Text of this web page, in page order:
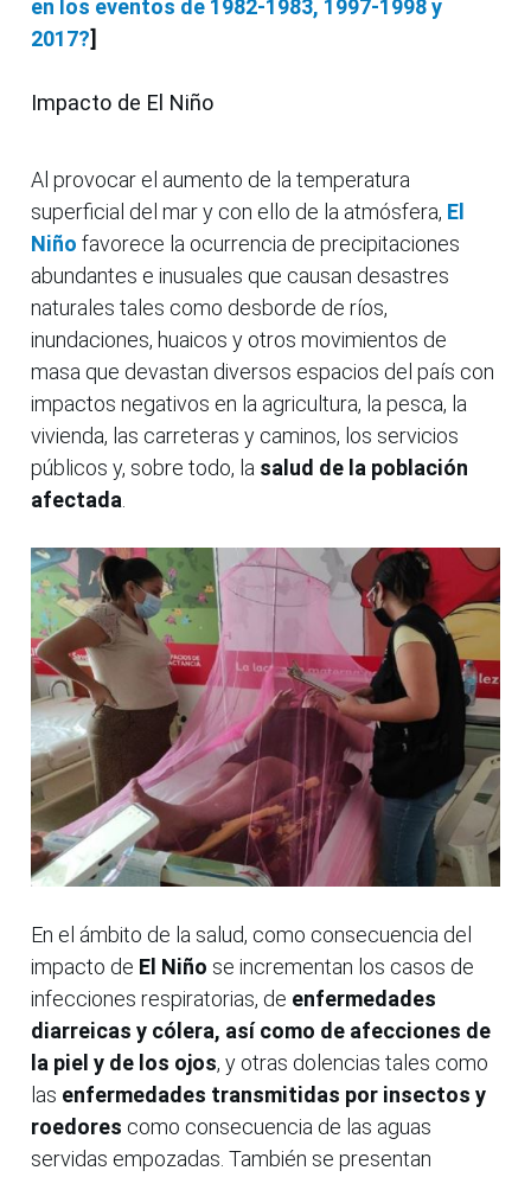
en los eventos de 1982-1983, 1997-1998 y
2017?]
Impacto de El Niño
Al provocar el aumento de la temperatura
superficial del mar y con ello de la atmósfera, El
Niño favorece la ocurrencia de precipitaciones
abundantes e inusuales que causan desastres
naturales tales como desborde de ríos,
inundaciones, huaicos y otros movimientos de
masa que devastan diversos espacios del país con
impactos negativos en la agricultura, la pesca, la
vivienda, las carreteras y caminos, los servicios
públicos y, sobre todo, la salud de la población
afectada
En el ámbito de la salud, como consecuencia del
impacto de El Niño se incrementan los casos de
infecciones respiratorias, de enfermedades
diarreicas y cólera, así como de afecciones de
la piel y de los ojos, y otras dolencias tales como
las enfermedades transmitidas por insectos y
roedores como consecuencia de las aguas
servidas empozadas. También se presentan